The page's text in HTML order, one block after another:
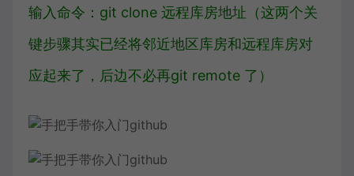
输入命令：git clone 远程库房地址（这两个关
键步骤其实已经将邻近地区库房和远程库房对
应起来了，后边不必再git remote 了）